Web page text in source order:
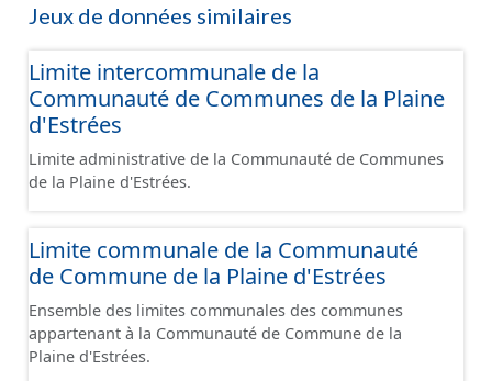
Jeux de données similaires
Limite intercommunale de la
Communauté de Communes de la Plaine
d'Estrées
Limite administrative de la Communauté de Communes
de la Plaine d'Estrées.
Limite communale de la Communauté
de Commune de la Plaine d'Estrées
Ensemble des limites communales des communes
appartenant à la Communauté de Commune de la
Plaine d'Estrées.